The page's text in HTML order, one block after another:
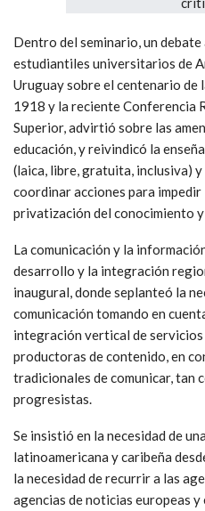
Dentro del seminario, un
estudiantiles universitarios de
Uruguay sobre el centenario de
1918 y la reciente Conferencia
Superior, advirtió sobre las
educación, y reivindicó la
(laica, libre, gratuita, inclusiva)
coordinar acciones para
privatización del conocimiento y
La comunicación y la
desarrollo y la integración
inaugural, donde seplanteó la
comunicación tomando en
integración vertical de servicios
productoras de contenido, en
tradicionales de comunicar, tan
progresistas.
Se insistió en la necesidad de
latinoamericana y caribeña
la necesidad de recurrir a las
agencias de noticias europeas